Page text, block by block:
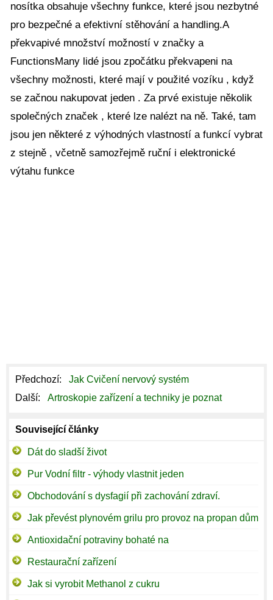
nosítka obsahuje všechny funkce, které jsou nezbytné
pro bezpečné a efektivní stěhování a handling.A
překvapivé množství možností v značky a
FunctionsMany lidé jsou zpočátku překvapeni na
všechny možnosti, které mají v použité vozíku , když
se začnou nakupovat jeden . Za prvé existuje několik
společných značek , které lze nalézt na ně. Také, tam
jsou jen některé z výhodných vlastností a funkcí vybrat
z stejně , včetně samozřejmě ruční i elektronické
výtahu funkce
Předchozí:
Jak Cvičení nervový systém
Další:
Artroskopie zařízení a techniky je poznat
Související články
Dát do sladší život
Pur Vodní filtr - výhody vlastnit jeden
Obchodování s dysfagií při zachování zdraví.
Jak převést plynovém grilu pro provoz na propan dům
Antioxidační potraviny bohaté na
Restaurační zařízení
Jak si vyrobit Methanol z cukru